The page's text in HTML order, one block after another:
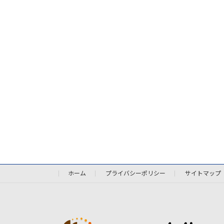
ホーム プライバシーポリシー サイトマップ